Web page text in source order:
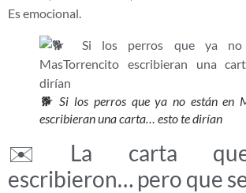
Es emocional.
🐕 Si los perros que ya no están en
escribieran una carta… esto te dirían
✉️ La carta que
escribieron… pero que